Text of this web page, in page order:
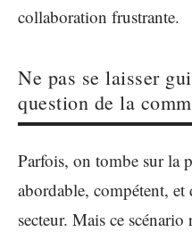
collaboration frustrante.
Ne pas se laisser
question de la
Parfois, on tombe sur la
abordable, compétent,
secteur. Mais ce scénario